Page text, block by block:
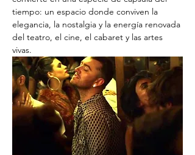
tiempo: un espacio donde conviven la
elegancia, la nostalgia y la energía renovada
del teatro, el cine, el cabaret y las artes
vivas.